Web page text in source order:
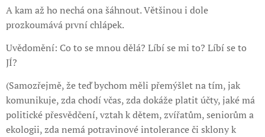
A kam až ho nechá ona šáhnout. Většinou i dole
prozkoumává první chlápek.
Uvědomění: Co to se mnou dělá? Líbí se mi to? Líbí se to
JÍ?
(Samozřejmě, že teď bychom měli přemýšlet na tím, jak
komunikuje, zda chodí včas, zda dokáže platit účty, jaké má
politické přesvědčení, vztah k dětem, zvířatům, seniorům a
ekologii, zda nemá potravinové intolerance či sklony k